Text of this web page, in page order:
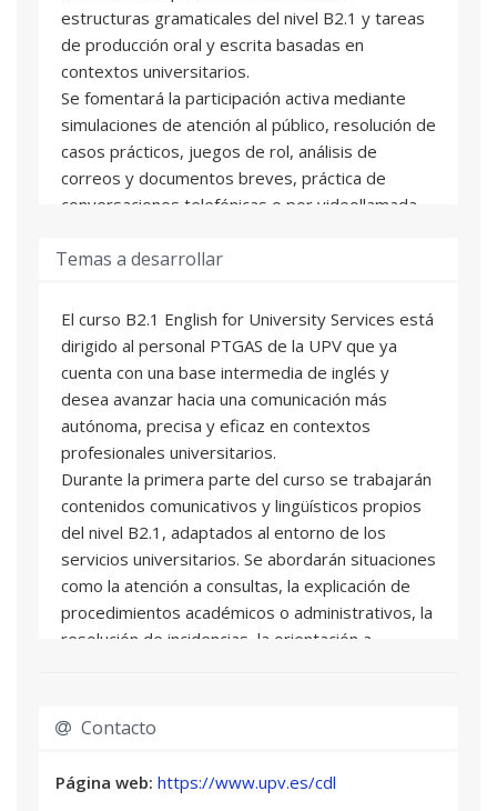
estructuras gramaticales del nivel B2.1 y tareas
de producción oral y escrita basadas en
contextos universitarios.
Se fomentará la participación activa mediante
simulaciones de atención al público, resolución de
casos prácticos, juegos de rol, análisis de
correos y documentos breves, práctica de
conversaciones telefónicas o por videollamada,
actividades de reformulación y mejora de
La evaluación será continua y se valorarán la
asistencia, la participación, la realización de
tareas, el progreso observado y los resultados
obtenidos en actividades prácticas.
Temas a desarrollar
El curso B2.1 English for University Services está
dirigido al personal PTGAS de la UPV que ya
cuenta con una base intermedia de inglés y
desea avanzar hacia una comunicación más
autónoma, precisa y eficaz en contextos
profesionales universitarios.
Durante la primera parte del curso se trabajarán
contenidos comunicativos y lingüísticos propios
del nivel B2.1, adaptados al entorno de los
servicios universitarios. Se abordarán situaciones
como la atención a consultas, la explicación de
procedimientos académicos o administrativos, la
resolución de incidencias, la orientación a
comunicación telefónica o por videollamada y la
También se ampliará el vocabulario específico
del ámbito universitario. En el plano gramatical y
Contacto
Página web: https://www.upv.es/cdl